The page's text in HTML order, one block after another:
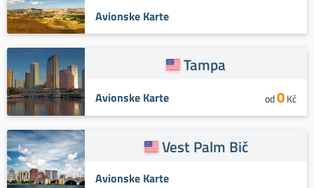
Avionske Karte
Tampa
Avionske Karte od0Kč
Vest Palm Bič
Avionske Karte